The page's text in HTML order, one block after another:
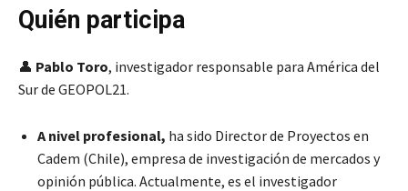
Quién participa
👤 Pablo Toro, investigador responsable para América del
Sur de GEOPOL21.
A nivel profesional, ha sido Director de Proyectos en
Cadem (Chile), empresa de investigación de mercados y
opinión pública. Actualmente, es el investigador